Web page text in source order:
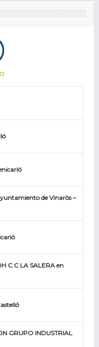
de Vinaròs –
C.C LA SALERA en
GRUPO INDUSTRIAL